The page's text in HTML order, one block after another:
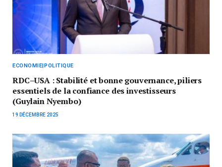
ECONOMIE|POLITIQUE
RDC–USA : Stabilité et bonne gouvernance, piliers
essentiels de la confiance des investisseurs
(Guylain Nyembo)
19 DÉCEMBRE 2025